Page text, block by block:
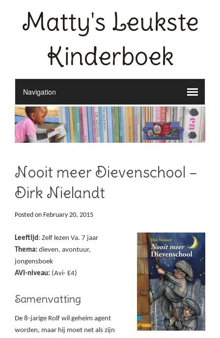
Matty's Leukste
Kinderboek
Nooit meer Dievenschool –
Dirk Nielandt
Posted on February 20, 2015
Leeftijd: Zelf lezen Va. 7 jaar
Thema: dieven, avontuur,
jongensboek
AVI-niveau: (Avi- E4)
Samenvatting
De 8-jarige Rolf wil geheim agent
worden, maar hij moet net als zijn